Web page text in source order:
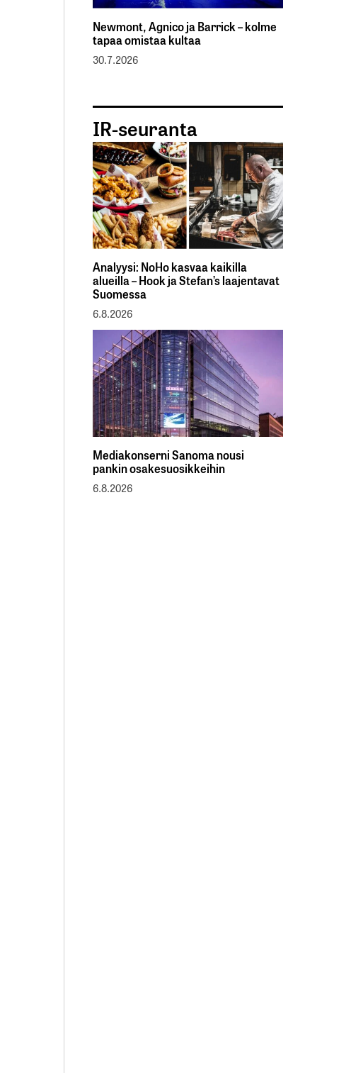
Newmont, Agnico ja Barrick – kolme
tapaa omistaa kultaa
30.7.2026
IR-seuranta
Analyysi: NoHo kasvaa kaikilla
alueilla – Hook ja Stefan’s laajentavat
Suomessa
6.8.2026
Mediakonserni Sanoma nousi
pankin osakesuosikkeihin
6.8.2026